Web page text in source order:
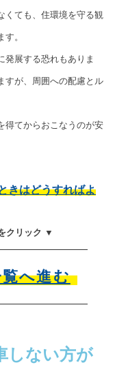
くても、住環境を守る観
。
発展する恐れもありま
すが、周囲への配慮とル
得てからおこなうのが安
きはどうすればよ
クリック ▼
へ進む
しない方が